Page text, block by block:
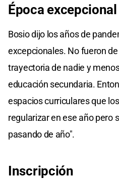
Época excepcional
Bosio dijo los años de
excepcionales. No fueron
trayectoria de nadie y
educación secundaria.
espacios curriculares que
regularizar en ese año pero
pasando de año".
Inscripción